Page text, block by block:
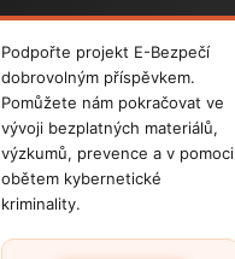
Podpořte projekt E-Bezpečí
dobrovolným příspěvkem.
Pomůžete nám pokračovat ve
vývoji bezplatných materiálů,
výzkumů, prevence a v pomoci
obětem kybernetické
kriminality.